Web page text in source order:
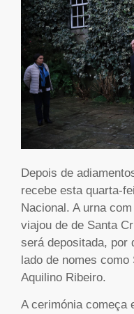
Depois de
recebe esta quarta-
Nacional. A urna
viajou de de Santa
será depositada, por
lado de nomes
Aquilino Ribeiro.
A cerimónia começa